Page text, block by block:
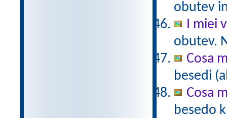
obutev
I miei
obutev.
Cosa
besedi
Cosa
besedo